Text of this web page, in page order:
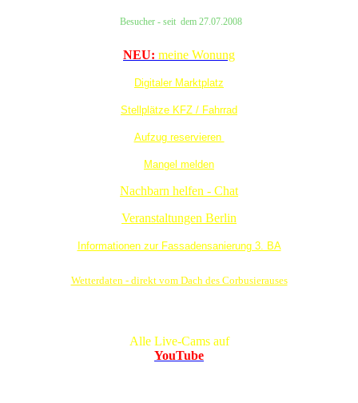
Besucher - seit dem27.07.2008
NEU: meine Wonung
Digitaler Marktplatz
Stellplätze KFZ / Fahrrad
Aufzug reservieren
Mangel melden
Nachbarn helfen - Chat
Veranstaltungen Berlin
Informationen zur Fassadensanierung 3. BA
Wetterdaten - direkt vom Dach des Corbusierauses
Alle Live-Cams auf
YouTube